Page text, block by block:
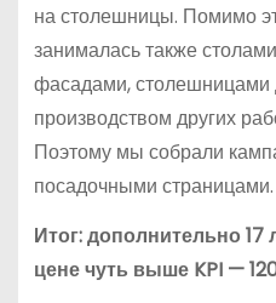
на столешницы. Помимо
занималась также
фасадами, столешницами
производством других
Поэтому мы собрали
посадочными страницами.
Итог: дополнительно
цене чуть выше KPI —